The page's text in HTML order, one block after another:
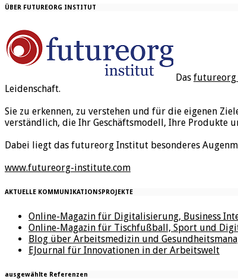
ÜBER FUTUREORG INSTITUT
Das
Leidenschaft.
Sie zu erkennen, zu verstehen und für die eigenen
verständlich, die Ihr Geschäftsmodell, Ihre Produkte
Dabei liegt das futureorg Institut besonderes
www.futureorg-institute.com
AKTUELLE KOMMUNIKATIONSPROJEKTE
Online-Magazin für Digitalisierung, Business
Online-Magazin für Tischfußball, Sport und
Blog über Arbeitsmedizin und
EJournal für Innovationen in der Arbeitswelt
ausgewählte Referenzen